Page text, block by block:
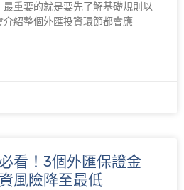
重要的就是要先了解基礎規則以
紹整個外匯投資環節都會應
看！3個外匯保證金
風險降至最低